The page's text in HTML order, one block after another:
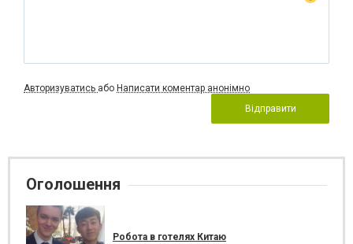
Авторизуватись або Написати коментар анонімно
Відправити
Оголошення
Робота в готелях Китаю